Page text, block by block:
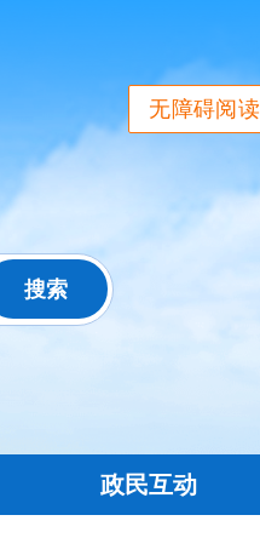
无障碍阅读
政民互动